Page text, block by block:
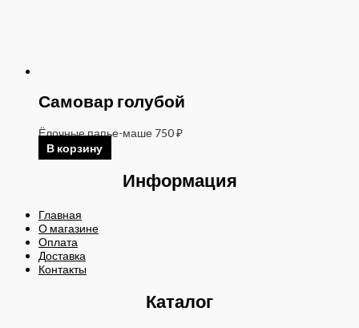
Самовар голубой
Ёлочные папье-маше 750₽
В корзину
Информация
Главная
О магазине
Оплата
Доставка
Контакты
Каталог